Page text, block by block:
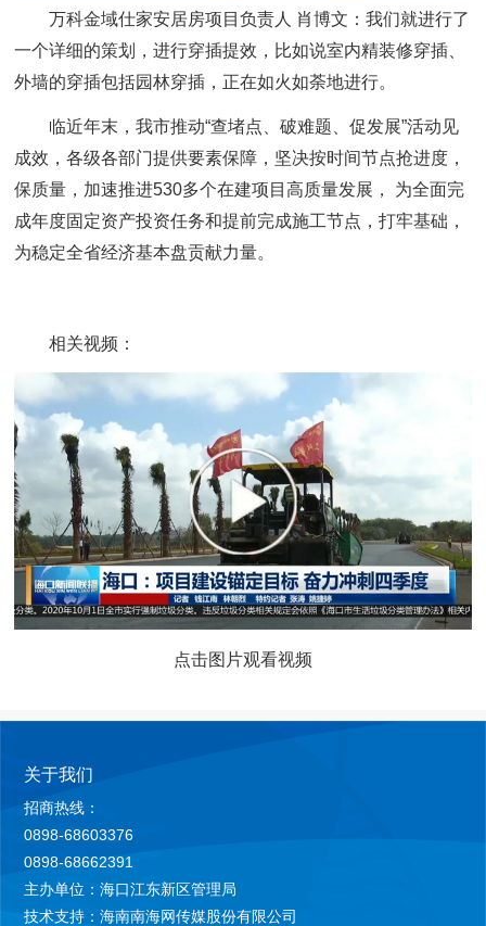
万科金域仕家安居房项目负责人 肖博文：我们就进行了
一个详细的策划，进行穿插提效，比如说室内精装修穿插、
外墙的穿插包括园林穿插，正在如火如荼地进行。
临近年末，我市推动“查堵点、破难题、促发展”活动见
成效，各级各部门提供要素保障，坚决按时间节点抢进度，
保质量，加速推进530多个在建项目高质量发展， 为全面完
成年度固定资产投资任务和提前完成施工节点，打牢基础，
为稳定全省经济基本盘贡献力量。
相关视频：
点击图片观看视频
关于我们
招商热线：
0898-68603376
0898-68662391
主办单位：海口江东新区管理局
技术支持：海南南海网传媒股份有限公司